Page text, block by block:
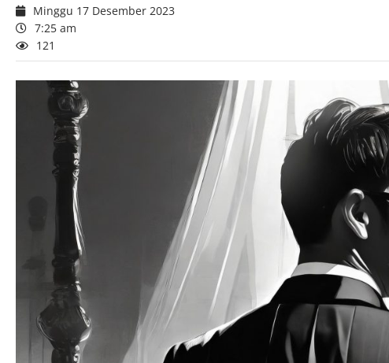
Minggu 17 Desember 2023
7:25 am
121